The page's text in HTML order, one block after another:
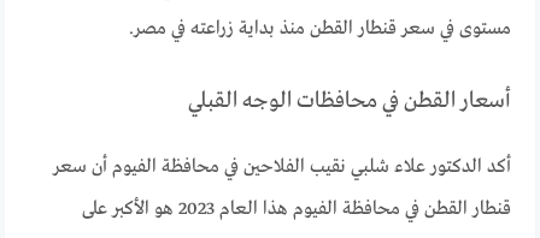
مستوى في سعر قنطار القطن منذ بداية زراعته في مصر.
أسعار القطن في محافظات الوجه القبلي
أكد الدكتور علاء شلبي نقيب الفلاحين في محافظة الفيوم أن سعر
قنطار القطن في محافظة الفيوم هذا العام 2023 هو الأكبر على